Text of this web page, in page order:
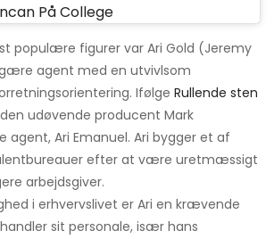
På College
populære figurer var Ari Gold (Jeremy
agent med en utvivlsom
Ifølge Rullende sten
udøvende producent Mark
agent, Ari Emanuel. Ari bygger et af
efter at være uretmæssigt
arbejdsgiver.
i erhvervslivet er Ari en krævende
sit personale, især hans